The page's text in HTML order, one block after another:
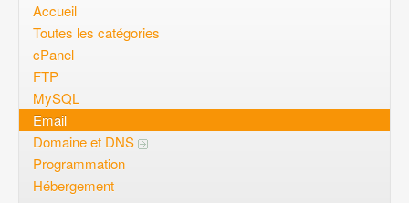
Questions ouvertes
Voulez-vous vous inscrire?
Connexion
Accueil
Toutes les catégories
cPanel
FTP
MySQL
Email
Domaine et DNS
Programmation
Hébergement